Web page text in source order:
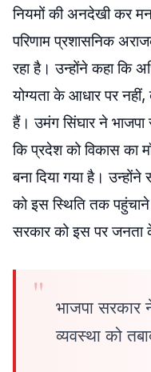
नियमों की अनदेखी कर
परिणाम प्रशासनिक
रहा है। उन्होंने कहा कि
योग्यता के आधार पर नहीं,
हैं। उमंग सिंघार ने भाजपा
कि प्रदेश को विकास का
बना दिया गया है।
को इस स्थिति तक
सरकार को इस पर जनता
भाजपा सरकार
व्यवस्था को